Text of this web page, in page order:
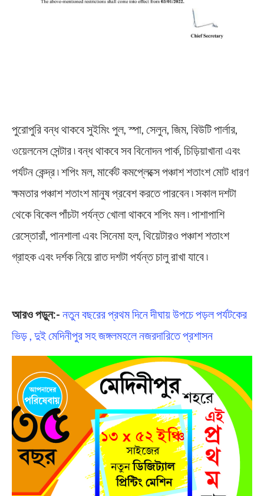
পুরোপুরি বন্ধ থাকবে সুইমিং পুল, স্পা, সেলুন, জিম, বিউটি পার্লার,
ওয়েলনেস সেন্টার ৷ বন্ধ থাকবে সব বিনোদন পার্ক, চিড়িয়াখানা এবং
পর্যটন কেন্দ্র ৷ শপিং মল, মার্কেট কমপ্লেক্সে পঞ্চাশ শতাংশ মোট ধারণ
ক্ষমতার পঞ্চাশ শতাংশ মানুষ প্রবেশ করতে পারবেন ৷ সকাল দশটা
থেকে বিকেল পাঁচটা পর্যন্ত খোলা থাকবে শপিং মল ৷ পাশাপাশি
রেস্তোরাঁ, পানশালা এবং সিনেমা হল, থিয়েটারও পঞ্চাশ শতাংশ
গ্রাহক এবং দর্শক নিয়ে রাত দশটা পর্যন্ত চালু রাখা যাবে ৷
আরও পড়ুন:- নতুন বছরের প্রথম দিনে দীঘায় উপচে পড়ল পর্যটকের
ভিড় , দুই মেদিনীপুর সহ জঙ্গলমহলে নজরদারিতে প্রশাসন